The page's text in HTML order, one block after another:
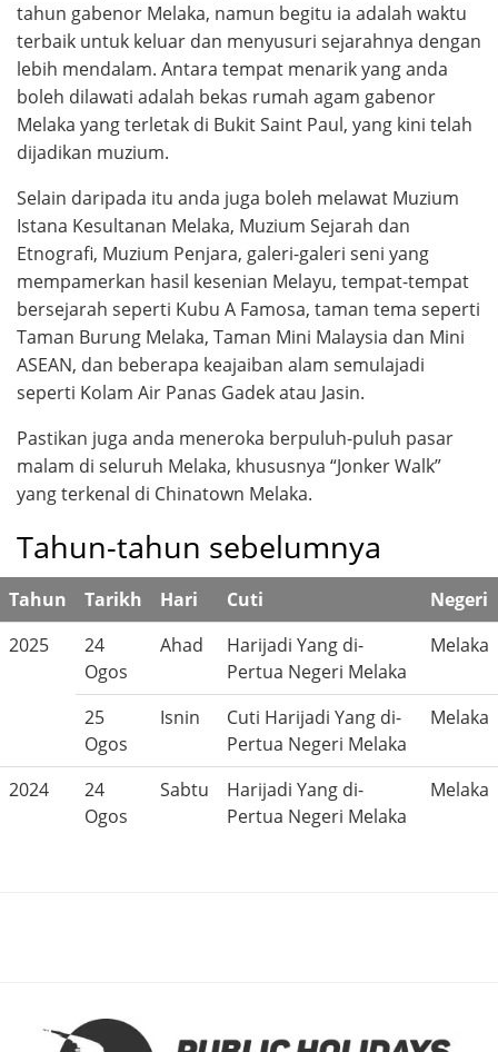
tahun gabenor Melaka, namun begitu ia adalah waktu
terbaik untuk keluar dan menyusuri sejarahnya dengan
lebih mendalam. Antara tempat menarik yang anda
boleh dilawati adalah bekas rumah agam gabenor
Melaka yang terletak di Bukit Saint Paul, yang kini telah
dijadikan muzium.
Selain daripada itu anda juga boleh melawat Muzium
Istana Kesultanan Melaka, Muzium Sejarah dan
Etnografi, Muzium Penjara, galeri-galeri seni yang
mempamerkan hasil kesenian Melayu, tempat-tempat
bersejarah seperti Kubu A Famosa, taman tema seperti
Taman Burung Melaka, Taman Mini Malaysia dan Mini
ASEAN, dan beberapa keajaiban alam semulajadi
seperti Kolam Air Panas Gadek atau Jasin.
Pastikan juga anda meneroka berpuluh-puluh pasar
malam di seluruh Melaka, khususnya “Jonker Walk”
yang terkenal di Chinatown Melaka.
Tahun-tahun sebelumnya
Tahun Tarikh Hari Cuti
Negeri
2025
24
Ogos
Ahad
Harijadi Yang di-
Pertua Negeri Melaka
Melaka
25
Ogos
Isnin
Cuti Harijadi Yang di-
Pertua Negeri Melaka
Melaka
2024
24
Ogos
Sabtu
Harijadi Yang di-
Pertua Negeri Melaka
Melaka